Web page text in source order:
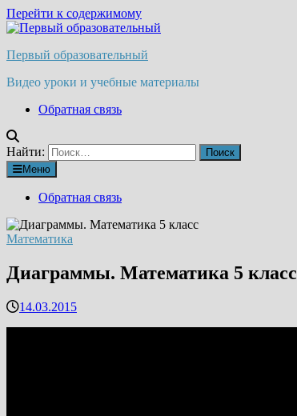
Перейти к содержимому
Первый образовательный
Видео уроки и учебные материалы
Обратная связь
Найти:
Меню
Обратная связь
Математика
Диаграммы. Математика 5 класс
14.03.2015